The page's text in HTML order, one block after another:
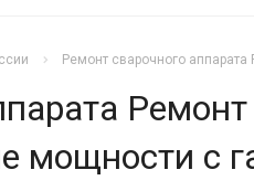
Ремонт сварочного
мощности с